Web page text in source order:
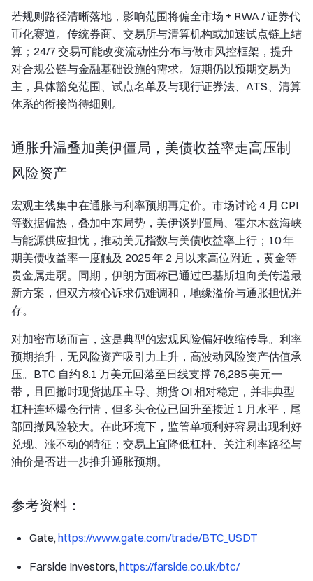
若规则路径清晰落地，影响范围将偏全市场 + RWA / 证券代
币化赛道。传统券商、交易所与清算机构或加速试点链上结
算；24/7 交易可能改变流动性分布与做市风控框架，提升
对合规公链与金融基础设施的需求。短期仍以预期交易为
主，具体豁免范围、试点名单及与现行证券法、ATS、清算
体系的衔接尚待细则。
通胀升温叠加美伊僵局，美债收益率走高压制
风险资产
宏观主线集中在通胀与利率预期再定价。市场讨论 4 月 CPI
等数据偏热，叠加中东局势，美伊谈判僵局、霍尔木兹海峡
与能源供应担忧，推动美元指数与美债收益率上行；10 年
期美债收益率一度触及 2025 年 2 月以来高位附近，黄金等
贵金属走弱。同期，伊朗方面称已通过巴基斯坦向美传递最
新方案，但双方核心诉求仍难调和，地缘溢价与通胀担忧并
存。
对加密市场而言，这是典型的宏观风险偏好收缩传导。利率
预期抬升，无风险资产吸引力上升，高波动风险资产估值承
压。BTC 自约 8.1 万美元回落至日线支撑 76,285 美元一
带，且回撤时现货抛压主导、期货 OI 相对稳定，并非典型
杠杆连环爆仓行情，但多头仓位已回升至接近 1 月水平，尾
部回撤风险较大。在此环境下，监管单项利好容易出现利好
兑现、涨不动的特征；交易上宜降低杠杆、关注利率路径与
油价是否进一步推升通胀预期。
参考资料：
Gate,https://www.gate.com/trade/BTC_USDT
Farside Investors,https://farside.co.uk/btc/